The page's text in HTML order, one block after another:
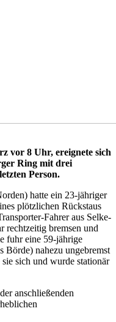
vor 8 Uhr, ereignete sich
Ring mit drei
Person.
hatte ein 23-jähriger
plötzlichen Rückstaus
Fahrer aus Selke-
rechtzeitig bremsen und
fuhr eine 59-jährige
Börde) nahezu ungebremst
sich und wurde stationär
anschließenden